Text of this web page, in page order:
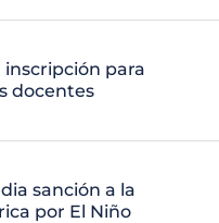
inscripción para
docentes
sanción a la
por El Niño